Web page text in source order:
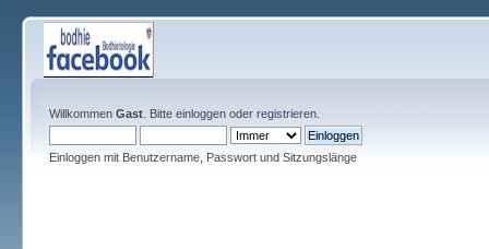
Willkommen Gast. Bitte einloggenoder registrieren.
Einloggen mit Benutzername, Passwort und Sitzungslänge